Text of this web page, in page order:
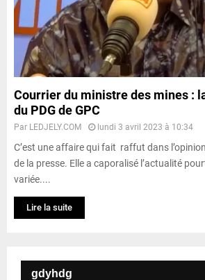
Courrier du ministre des mines :
du PDG de GPC
Par LEDJELY.COM lundi 3 avril 2023 à 10:34
C’est une affaire qui fait raffut dans
de la presse. Elle a caporalisé l’actualité
variée....
Lire la suite
gdyhdg